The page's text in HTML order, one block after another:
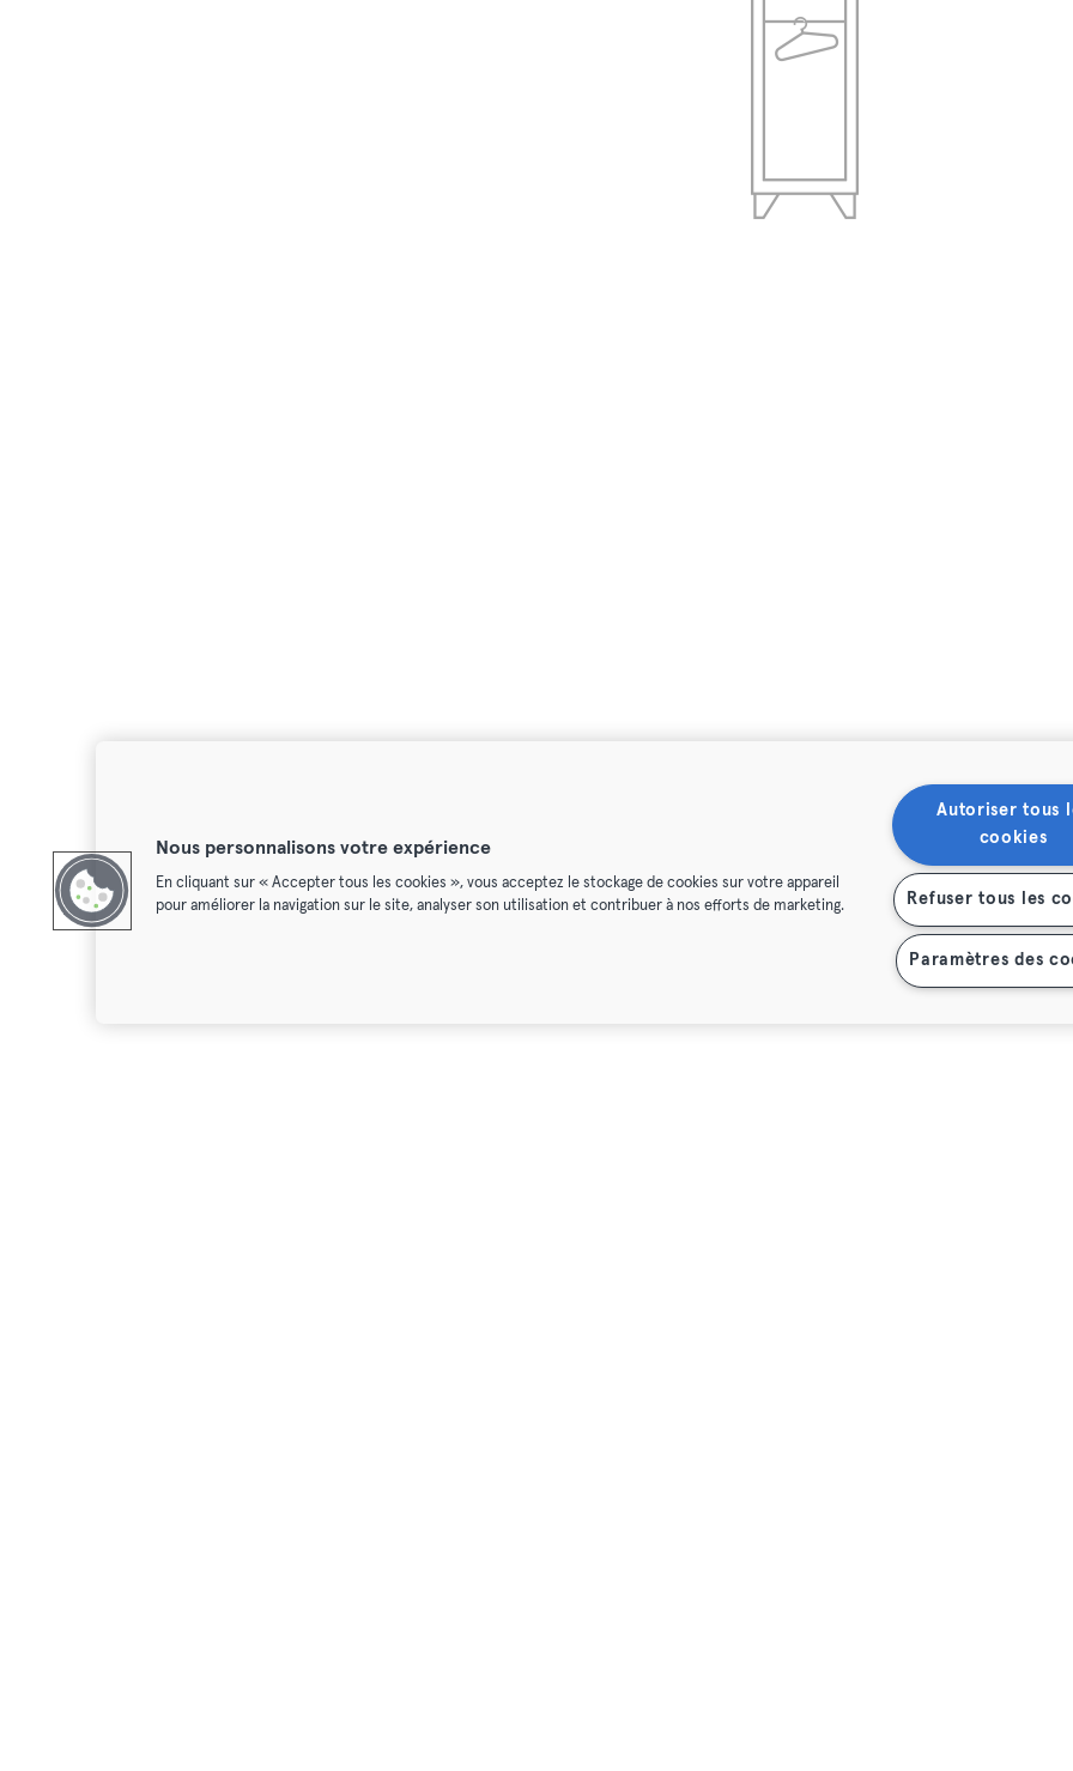
Nous personnalisons votre expérience
En cliquant sur « Accepter tous les cookies », vous acceptez le stockage de cookies sur votre appareil
pour améliorer la navigation sur le site, analyser son utilisation et contribuer à nos efforts de marketing.
Autoriser tous
cookies
Refuser tous les
Paramètres des